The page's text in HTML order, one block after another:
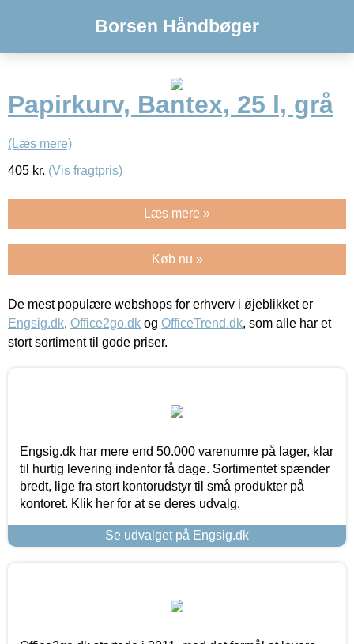
Borsen Håndbøger
Papirkurv, Bantex, 25 l, grå
(Læs mere)
405 kr. (Vis fragtpris)
Læs mere »
Køb nu »
De mest populære webshops for erhverv i øjeblikket er
Engsig.dk, Office2go.dk og OfficeTrend.dk, som alle har et
stort sortiment til gode priser.
Engsig.dk har mere end 50.000 varenumre på lager, klar
til hurtig levering indenfor få dage. Sortimentet spænder
bredt, lige fra stort kontorudstyr til små produkter på
kontoret. Klik her for at se deres udvalg.
Se udvalget på Engsig.dk